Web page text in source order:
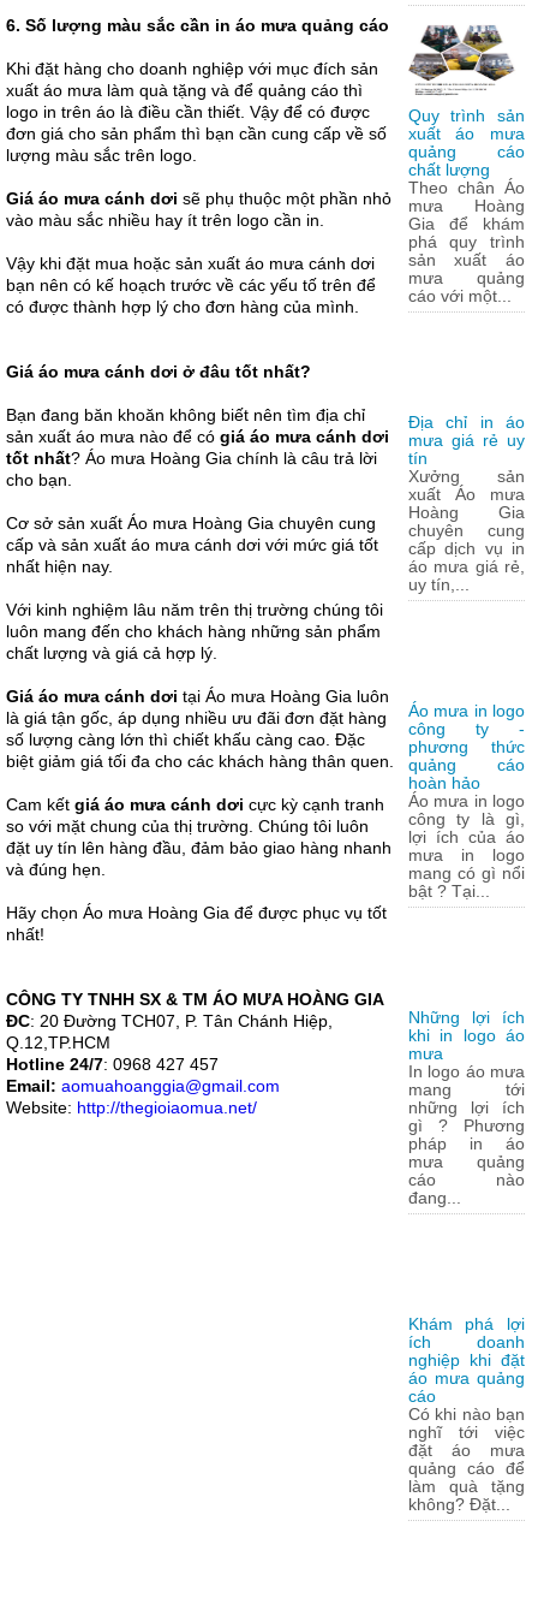
6. Số lượng màu sắc cần in áo mưa quảng cáo
Khi đặt hàng cho doanh nghiệp với mục đích sản
xuất áo mưa làm quà tặng và để quảng cáo thì
logo in trên áo là điều cần thiết. Vậy để có được
đơn giá cho sản phẩm thì bạn cần cung cấp về số
lượng màu sắc trên logo.
Giá áo mưa cánh dơi sẽ phụ thuộc một phần nhỏ
vào màu sắc nhiều hay ít trên logo cần in.
Vậy khi đặt mua hoặc sản xuất áo mưa cánh dơi
bạn nên có kế hoạch trước về các yếu tố trên để
có được thành hợp lý cho đơn hàng của mình.
Giá áo mưa cánh dơi ở đâu tốt nhất?
Bạn đang băn khoăn không biết nên tìm địa chỉ
sản xuất áo mưa nào để có giá áo mưa cánh dơi
tốt nhất? Áo mưa Hoàng Gia chính là câu trả lời
cho bạn.
Cơ sở sản xuất Áo mưa Hoàng Gia chuyên cung
cấp và sản xuất áo mưa cánh dơi với mức giá tốt
nhất hiện nay.
Với kinh nghiệm lâu năm trên thị trường chúng tôi
luôn mang đến cho khách hàng những sản phẩm
chất lượng và giá cả hợp lý.
Giá áo mưa cánh dơi tại Áo mưa Hoàng Gia luôn
là giá tận gốc, áp dụng nhiều ưu đãi đơn đặt hàng
số lượng càng lớn thì chiết khấu càng cao. Đặc
biệt giảm giá tối đa cho các khách hàng thân quen.
Cam kết giá áo mưa cánh dơi cực kỳ cạnh tranh
so với mặt chung của thị trường. Chúng tôi luôn
đặt uy tín lên hàng đầu, đảm bảo giao hàng nhanh
và đúng hẹn.
Hãy chọn Áo mưa Hoàng Gia để được phục vụ tốt
nhất!
CÔNG TY TNHH SX & TM ÁO MƯA HOÀNG GIA
ĐC: 20 Đường TCH07, P. Tân Chánh Hiệp,
Q.12,TP.HCM
Hotline 24/7: 0968 427 457
Email: aomuahoanggia@gmail.com
Website: http://thegioiaomua.net/
Quy trình sản
xuất áo mưa
quảng cáo
chất lượng
Theo chân Áo
mưa Hoàng
Gia để khám
phá quy trình
sản xuất áo
mưa quảng
cáo với một...
Địa chỉ in áo
mưa giá rẻ uy
tín
Xưởng sản
xuất Áo mưa
Hoàng Gia
chuyên cung
cấp dịch vụ in
áo mưa giá rẻ,
uy tín,...
Áo mưa in logo
công ty -
phương thức
quảng cáo
hoàn hảo
Áo mưa in logo
công ty là gì,
lợi ích của áo
mưa in logo
mang có gì nổi
bật ? Tại...
Những lợi ích
khi in logo áo
mưa
In logo áo mưa
mang tới
những lợi ích
gì ? Phương
pháp in áo
mưa quảng
cáo nào
đang...
Khám phá lợi
ích doanh
nghiệp khi đặt
áo mưa quảng
cáo
Có khi nào bạn
nghĩ tới việc
đặt áo mưa
quảng cáo để
làm quà tặng
không? Đặt...